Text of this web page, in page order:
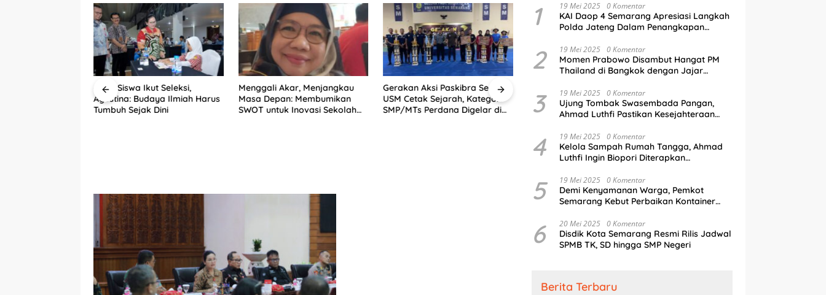
6.292 Siswa Ikut Seleksi,
Agustina: Budaya Ilmiah Harus
Tumbuh Sejak Dini
Menggali Akar, Menjangkau
Masa Depan: Membumikan
SWOT untuk Inovasi Sekolah
Gerakan Aksi Paskibra Series X
USM Cetak Sejarah, Kategori
SMP/MTs Perdana Digelar di
Dorong Literasi Digital, Tim
PkM USM Latih Siswa SMAN 4
Semarang Pemrograman IoT
Guyub Pemkot, Wartawan, dan
BUMD Sambut HUT ke-81 RI
1 19 Mei 2025 0 Komentar
KAI Daop 4 Semarang Apresiasi Langkah
Polda Jateng Dalam Penangkapan
Perusahaan
2 19 Mei 2025 0 Komentar
Momen Prabowo Disambut Hangat PM
Thailand di Bangkok dengan Jajar
3 19 Mei 2025 0 Komentar
Ujung Tombak Swasembada Pangan,
Ahmad Luthfi Pastikan Kesejahteraan
4 19 Mei 2025 0 Komentar
Kelola Sampah Rumah Tangga, Ahmad
Luthfi Ingin Biopori Diterapkan
5 19 Mei 2025 0 Komentar
Demi Kenyamanan Warga, Pemkot
Semarang Kebut Perbaikan Kontainer
6 20 Mei 2025 0 Komentar
Disdik Kota Semarang Resmi Rilis Jadwal
SPMB TK, SD hingga SMP Negeri
Berita Terbaru